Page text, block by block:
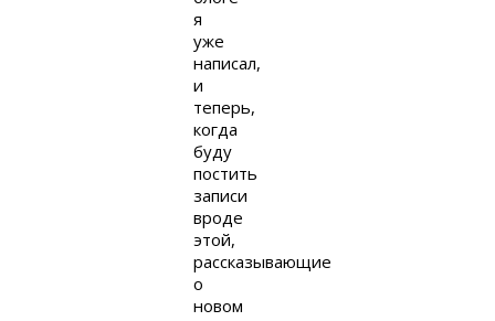
я
уже
написал,
и
теперь,
когда
буду
постить
записи
вроде
этой,
рассказывающие
о
новом